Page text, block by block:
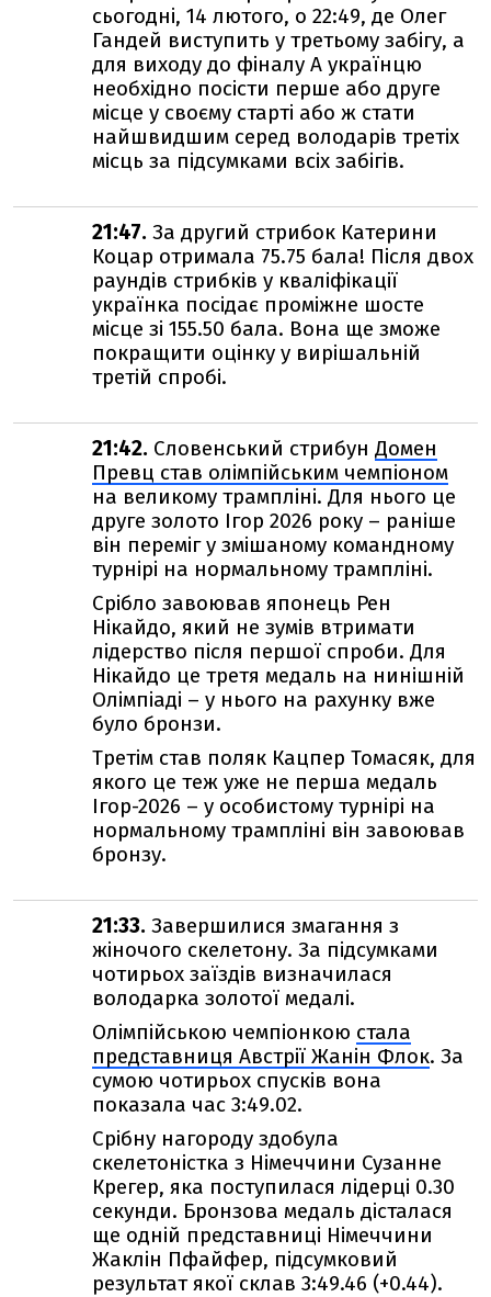
сьогодні, 14 лютого, о 22:49, де Олег
Гандей виступить у третьому забігу, а
для виходу до фіналу А українцю
необхідно посісти перше або друге
місце у своєму старті або ж стати
найшвидшим серед володарів третіх
місць за підсумками всіх забігів.
21:47. За другий стрибок Катерини
Коцар отримала 75.75 бала! Після двох
раундів стрибків у кваліфікації
українка посідає проміжне шосте
місце зі 155.50 бала. Вона ще зможе
покращити оцінку у вирішальній
третій спробі.
21:42. Словенський стрибун Домен
Превц став олімпійським чемпіоном
на великому трампліні. Для нього це
друге золото Ігор 2026 року – раніше
він переміг у змішаному командному
турнірі на нормальному трампліні.
Срібло завоював японець Рен
Нікайдо, який не зумів втримати
лідерство після першої спроби. Для
Нікайдо це третя медаль на нинішній
Олімпіаді – у нього на рахунку вже
було бронзи.
Третім став поляк Кацпер Томасяк, для
якого це теж уже не перша медаль
Ігор-2026 – у особистому турнірі на
нормальному трампліні він завоював
бронзу.
21:33. Завершилися змагання з
жіночого скелетону. За підсумками
чотирьох заїздів визначилася
володарка золотої медалі.
Олімпійською чемпіонкою стала
представниця Австрії Жанін Флок. За
сумою чотирьох спусків вона
показала час 3:49.02.
Срібну нагороду здобула
скелетоністка з Німеччини Сузанне
Крегер, яка поступилася лідерці 0.30
секунди. Бронзова медаль дісталася
ще одній представниці Німеччини
Жаклін Пфайфер, підсумковий
результат якої склав 3:49.46 (+0.44).